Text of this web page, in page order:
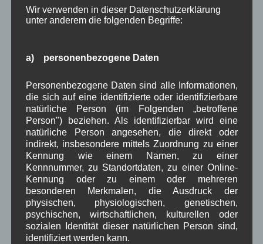
Beitragsarchiv
Juli 2026
Juni 2026
April 2026(8)
März 2026(9)
Februar 2026 (6)
Januar 2026
(8)
Dezember 2025 (14)
November 2025
(5)
Oktober 2025(8)
September 2025(5)
August 2025(2)
Juli 2025(9)
Juni 2025(7)
Mai 2025(3)
April 2025(8)
Wir verwenden in dieser Datenschutzerklärung
unter anderem die folgenden Begriffe:
a) personenbezogene Daten
Personenbezogene Daten sind alle Informationen,
die sich auf eine identifizierte oder identifizierbare
natürliche Person (im Folgenden „betroffene
Person") beziehen. Als identifizierbar wird eine
natürliche Person angesehen, die direkt oder
indirekt, insbesondere mittels Zuordnung zu einer
Kennung wie einem Namen, zu einer
Kennnummer, zu Standortdaten, zu einer Online-
Kennung oder zu einem oder mehreren
besonderen Merkmalen, die Ausdruck der
physischen, physiologischen, genetischen,
psychischen, wirtschaftlichen, kulturellen oder
sozialen Identität dieser natürlichen Person sind,
identifiziert werden kann.